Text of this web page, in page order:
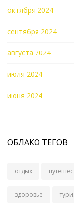
октября 2024
сентября 2024
августа 2024
июля 2024
июня 2024
ОБЛАКО ТЕГОВ
отдых
здоровье